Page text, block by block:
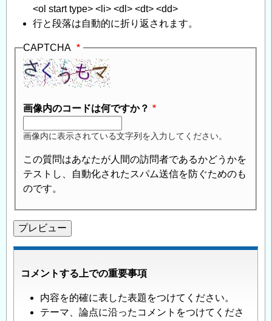
<ol start type> <li> <dl> <dt> <dd>
行と段落は自動的に折り返されます。
CAPTCHA
画像内のコードは何ですか？
画像内に表示されている文字列を入力してください。
この質問はあなたが人間の訪問者であるかどうかを
テストし、自動化されたスパム送信を防ぐためのも
のです。
コメントする上での重要事項
内容を的確に表した表題をつけてください。
テーマ、論点に沿ったコメントをつけてくださ